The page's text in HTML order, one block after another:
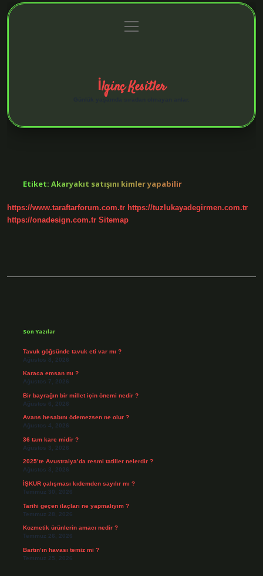
Gizlilik Politikası
menüyü
aç
İlginç Kesitler
Etiket: Akaryakıt satışını kimler yapabilir
https://www.taraftarforum.com.tr https://tuzlukayadegirmen.com.tr
https://onadesign.com.tr Sitemap
Son Yazılar
Tavuk göğsünde tavuk eti var mı ?
Ağustos 8, 2026
Karaca emsan mı ?
Ağustos 7, 2026
Bir bayrağın bir millet için önemi nedir ?
Ağustos 6, 2026
Avans hesabını ödemezsen ne olur ?
Ağustos 4, 2026
36 tam kare midir ?
Ağustos 3, 2026
2025’te Avustralya’da resmi tatiller nelerdir ?
Ağustos 3, 2026
İŞKUR çalışması kıdemden sayılır mı ?
Temmuz 30, 2026
Tarihi geçen ilaçları ne yapmalıyım ?
Temmuz 28, 2026
Kozmetik ürünlerin amacı nedir ?
Temmuz 26, 2026
Bartın’ın havası temiz mi ?
Temmuz 25, 2026